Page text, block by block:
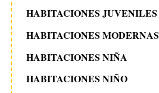
HABITACIONES JUVENILES
HABITACIONES MODERNAS
HABITACIONES NIÑA
HABITACIONES NIÑO